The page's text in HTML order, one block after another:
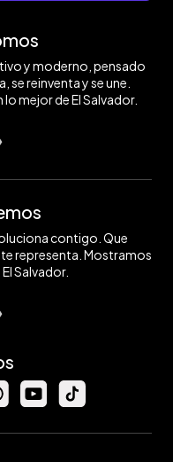
y moderno, pensado
se reinventa y se une.
mejor de El Salvador.
contigo. Que
representa. Mostramos
Salvador.